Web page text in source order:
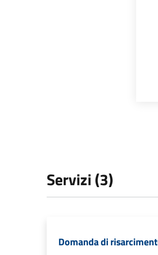
Servizi (3)
Domanda di